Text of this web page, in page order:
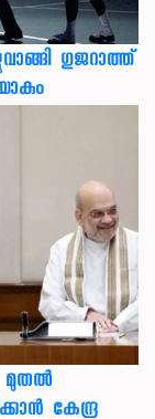
ഗുജറാത്ത്
മുതൽ
കേന്ദ്ര